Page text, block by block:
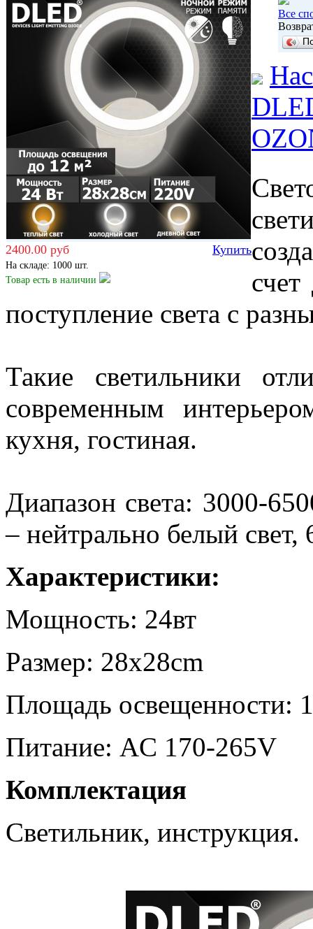
2400.00 руб Купить
На складе: 1000 шт.
Товар есть в наличии
Все
поступление света с
Такие светильники
современным
кухня, гостиная.
Диапазон света: 3000-
– нейтрально белый
Характеристики:
Мощность: 24вт
Размер: 28x28cm
Площадь освещенности:
Питание: AC 170-265V
Комплектация
Светильник, инструкция.